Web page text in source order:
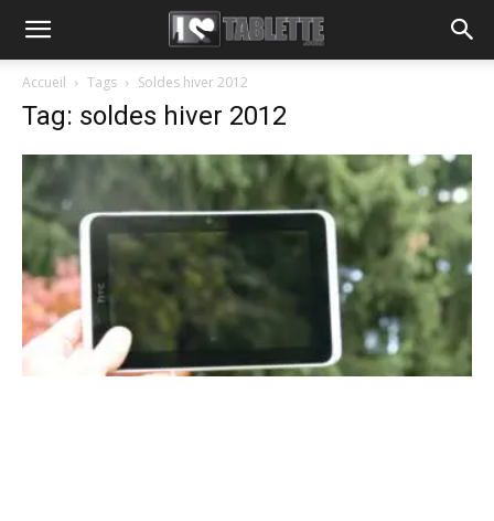
Accueil Tags Soldes hiver 2012
Tag: soldes hiver 2012